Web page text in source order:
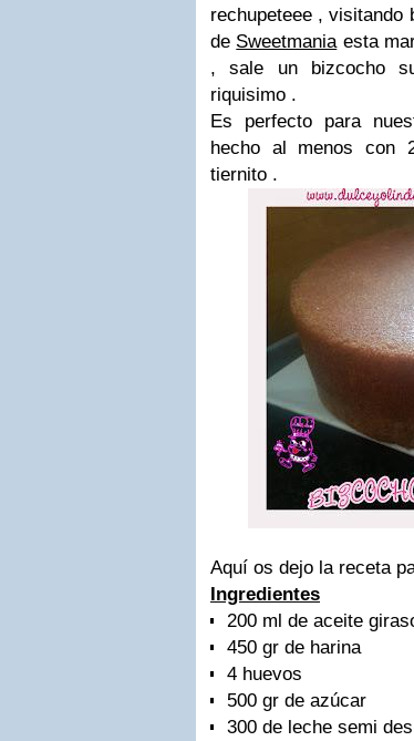
rechupeteee , visitando
de Sweetmaniaesta
, sale un bizcocho
riquisimo .
Es perfecto para
hecho al menos con
tiernito .
Aquí os dejo la receta
Ingredientes
200 ml de aceite
450 gr de harina
4 huevos
500 gr de azúcar
300 de leche semi